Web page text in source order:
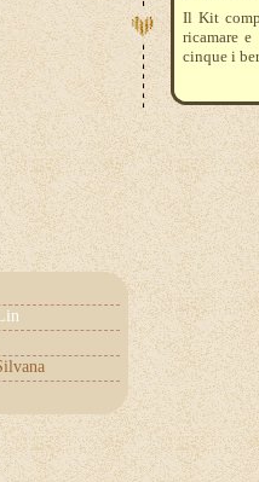
Il Kit
ricamare
cinque i